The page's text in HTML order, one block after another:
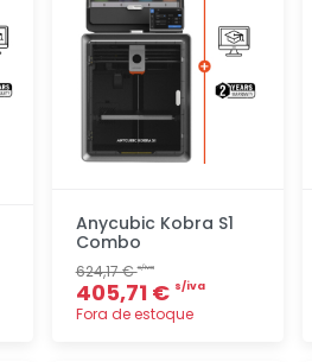
Anycubic Kobra S1
Combo
624,17 €s/iva
405,71 € s/iva
Fora de estoque